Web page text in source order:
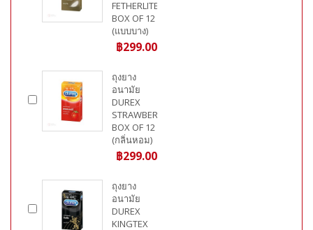
FETHERLITE
BOX OF 12
(แบบบาง)
฿299.00
ถุงยาง
อนามัย
DUREX
STRAWBERRY
BOX OF 12
(กลิ่นหอม)
฿299.00
ถุงยาง
อนามัย
DUREX
KINGTEX